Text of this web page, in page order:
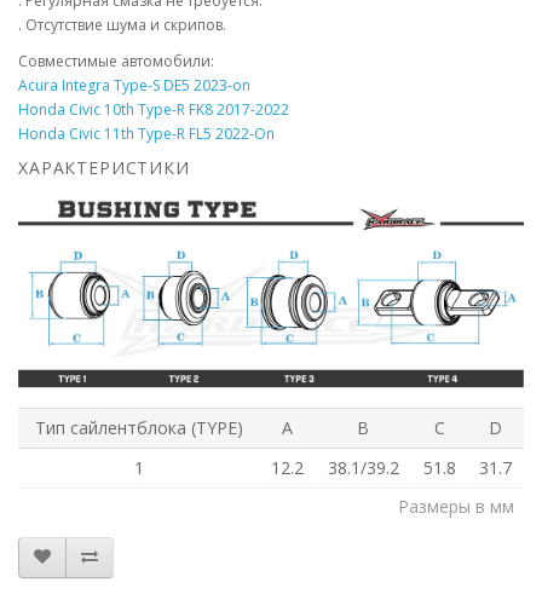
. Отсутствие шума и скрипов.
Совместимые автомобили:
Acura Integra Type-S DE5 2023-on
Honda Civic 10th Type-R FK8 2017-2022
Honda Civic 11th Type-R FL5 2022-On
ХАРАКТЕРИСТИКИ
Тип сайлентблока (TYPE) A B C
D
1
12.2 38.1/39.2 51.8
31.7
Размеры в мм